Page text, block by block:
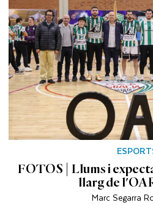
FOTOS | Llums i
llarg de
Marc Segarra